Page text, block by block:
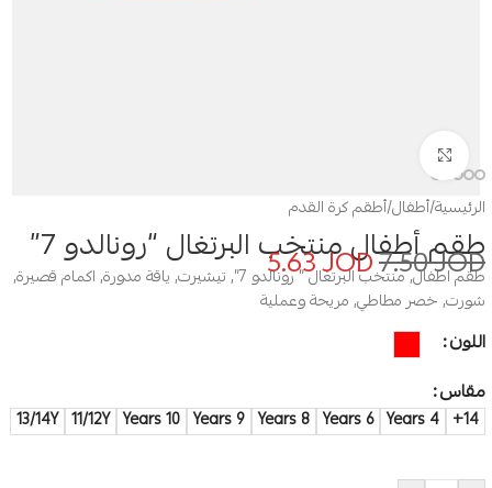
الرئيسية/أطفال/أطقم كرة القدم
طقم أطفال منتخب البرتغال “رونالدو 7”
7.50JOD
5.63JOD
طقم اطفال, منتخب البرتغال ” رونالدو 7”, تيشيرت, ياقة مدورة, اكمام قصيرة,
شورت, خصر مطاطي, مريحة وعملية
اللون
مقاس
14+
4 Years
6 Years
8 Years
9 Years
10 Years
11/12Y
13/14Y